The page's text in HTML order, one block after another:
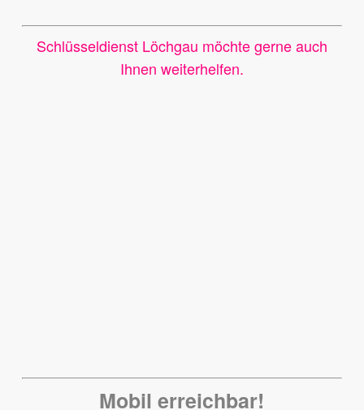
Schlüsseldienst Löchgau möchte gerne auch
Ihnen weiterhelfen.
Mobil erreichbar!